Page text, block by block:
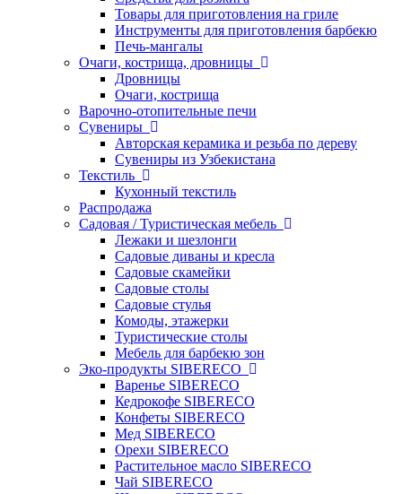
Товары для приготовления на гриле
Инструменты для приготовления барбекю
Печь-мангалы
Очаги, кострища, дровницы
Дровницы
Очаги, кострища
Варочно-отопительные печи
Сувениры
Авторская керамика и резьба по дереву
Сувениры из Узбекистана
Текстиль
Кухонный текстиль
Распродажа
Садовая / Туристическая мебель
Лежаки и шезлонги
Садовые диваны и кресла
Садовые скамейки
Садовые столы
Садовые стулья
Комоды, этажерки
Туристические столы
Мебель для барбекю зон
Эко-продукты SIBERECO
Варенье SIBERECO
Кедрокофе SIBERECO
Конфеты SIBERECO
Мед SIBERECO
Орехи SIBERECO
Растительное масло SIBERECO
Чай SIBERECO